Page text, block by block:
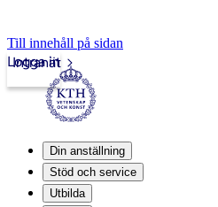
Till innehåll på sidan
Intranät
Logga in
Din anställning
Stöd och service
Utbilda